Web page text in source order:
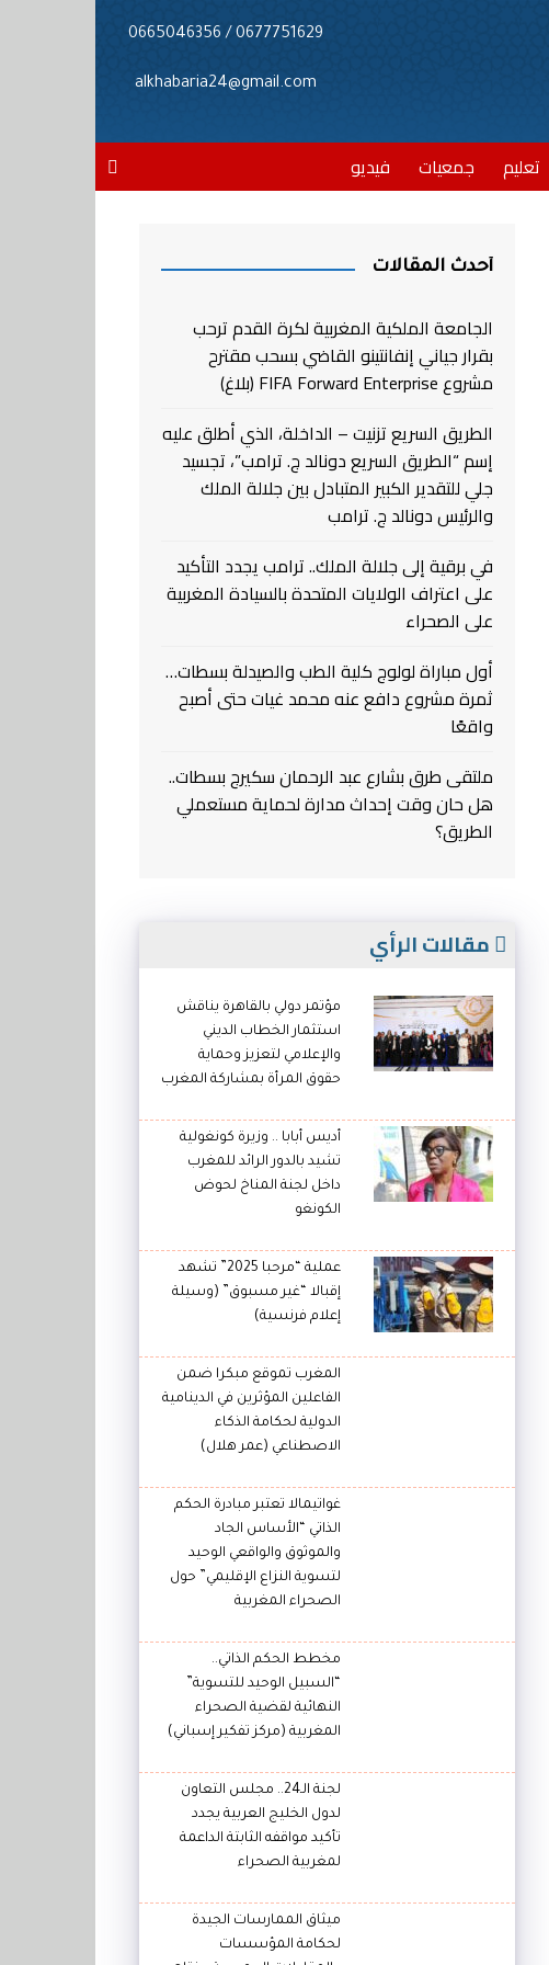
0677751629 / 0665046356
alkhabaria24@gmail.com
تعليم جمعيات فيديو
أحدث المقالات
الجامعة الملكية المغربية لكرة القدم ترحب
بقرار جياني إنفانتينو القاضي بسحب مقترح
مشروع FIFA Forward Enterprise (بلاغ)
الطريق السريع تزنيت – الداخلة، الذي أطلق عليه
إسم “الطريق السريع دونالد ج. ترامب”، تجسيد
جلي للتقدير الكبير المتبادل بين جلالة الملك
والرئيس دونالد ج. ترامب
في برقية إلى جلالة الملك.. ترامب يجدد التأكيد
على اعتراف الولايات المتحدة بالسيادة المغربية
على الصحراء
أول مباراة لولوج كلية الطب والصيدلة بسطات…
ثمرة مشروع دافع عنه محمد غيات حتى أصبح
واقعًا
ملتقى طرق بشارع عبد الرحمان سكيرج بسطات..
هل حان وقت إحداث مدارة لحماية مستعملي
الطريق؟
مقالات الرأي
مؤتمر دولي بالقاهرة يناقش
استثمار الخطاب الديني
والإعلامي لتعزيز وحماية
حقوق المرأة بمشاركة المغرب
أديس أبابا .. وزيرة كونغولية
تشيد بالدور الرائد للمغرب
داخل لجنة المناخ لحوض
الكونغو
عملية “مرحبا 2025” تشهد
إقبالا “غير مسبوق” (وسيلة
إعلام فرنسية)
المغرب تموقع مبكرا ضمن
الفاعلين المؤثرين في الدينامية
الدولية لحكامة الذكاء
الاصطناعي (عمر هلال)
غواتيمالا تعتبر مبادرة الحكم
الذاتي “الأساس الجاد
والموثوق والواقعي الوحيد
لتسوية النزاع الإقليمي” حول
الصحراء المغربية
مخطط الحكم الذاتي..
“السبيل الوحيد للتسوية”
النهائية لقضية الصحراء
المغربية (مركز تفكير إسباني)
لجنة الـ24.. مجلس التعاون
لدول الخليج العربية يجدد
تأكيد مواقفه الثابتة الداعمة
لمغربية الصحراء
ميثاق الممارسات الجيدة
لحكامة المؤسسات